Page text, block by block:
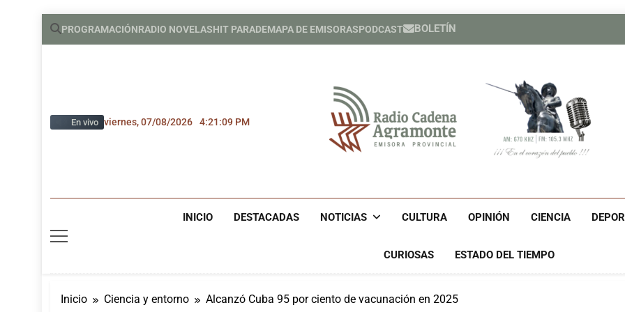
Saltar
PROGRAMACIÓNRADIO NOVELASHIT PARADEMAPA DE EMISORASPODCAST BOLETÍN
Expertos del Consejo de
Expertos del Consejo de
Héroe
En vivo viernes, 07/08/2026 4:21:10 PM
Radio Cadena
INICIO DESTACADAS NOTICIAS CULTURA OPINIÓN CIENCIA
CURIOSAS ESTADO DEL TIEMPO
Inicio Ciencia y entorno Alcanzó Cuba 95 por ciento de vacunación en 2025